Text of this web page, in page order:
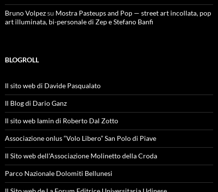
Bruno Volpezsu Mostra Pasteups and Pop — street art incollata, pop
art illuminata, bi-personale di Zep e Stefano Banfi
BLOGROLL
Il sito web di Davide Pasqualato
Il Blog di Dario Ganz
Il sito web Iamin di Roberto Dal Zotto
Associazione onlus “Volo Libero” San Polo di Piave
Il Sito web dell'Associazione Molinetto della Croda
Parco Nazionale Dolomiti Bellunesi